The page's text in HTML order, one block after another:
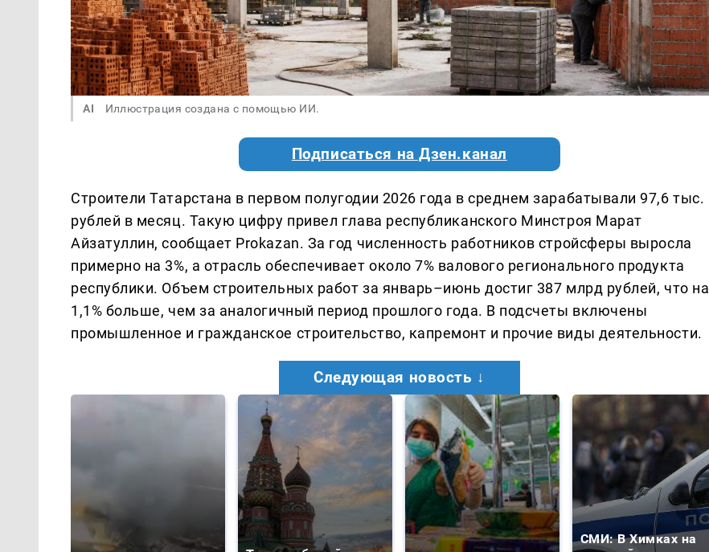
AI Иллюстрация создана с помощью ИИ.
Подписаться на Дзен.канал
Строители Татарстана в первом полугодии 2026 года в среднем зарабатывали 97,6 тыс.
рублей в месяц. Такую цифру привел глава республиканского Минстроя Марат
Айзатуллин, сообщает Prokazan. За год численность работников стройсферы выросла
примерно на 3%, а отрасль обеспечивает около 7% валового регионального продукта
республики. Объем строительных работ за январь–июнь достиг 387 млрд рублей, что на
1,1% больше, чем за аналогичный период прошлого года. В подсчеты включены
промышленное и гражданское строительство, капремонт и прочие виды деятельности.
Следующая новость ↓
СМИ: В Химках на